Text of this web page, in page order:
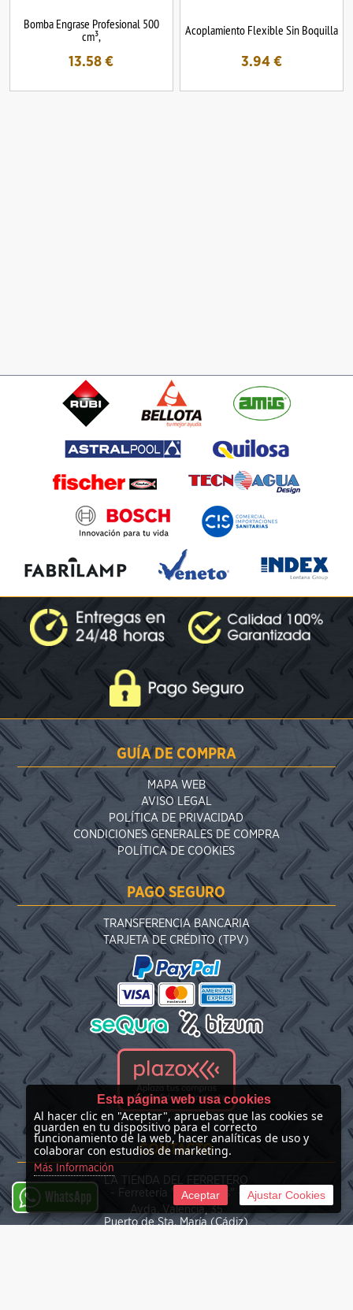
Bomba Engrase Profesional 500
cm³,
13.58 €
Acoplamiento Flexible Sin Boquilla
3.94 €
GUÍA DE COMPRA
MAPA WEB
AVISO LEGAL
POLÍTICA DE PRIVACIDAD
CONDICIONES GENERALES DE COMPRA
POLÍTICA DE COOKIES
PAGO SEGURO
TRANSFERENCIA BANCARIA
TARJETA DE CRÉDITO (TPV)
CONTACTO
LA TIENDA DEL FERRETERO
- Ferretería "Las Nieves" -
Avda. Valencia, 35
Puerto de Sta. María (Cádiz)
WhatsApp
Esta página web usa cookies
Al hacer clic en "Aceptar", apruebas que las cookies se
guarden en tu dispositivo para el correcto
funcionamiento de la web, hacer analíticas de uso y
colaborar con estudios de marketing.
Más Información
Aceptar Ajustar Cookies